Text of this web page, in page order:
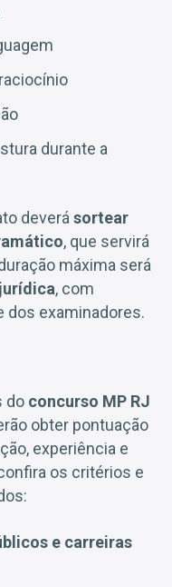
durante a
deverá sortear
, que servirá
máxima será
, com
dos examinadores.
do concurso MP RJ
obter pontuação
experiência e
os critérios e
e carreiras